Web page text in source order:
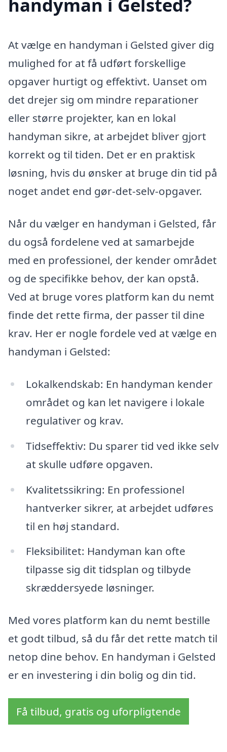
handyman i Gelsted?
At vælge en handyman i Gelsted giver dig
mulighed for at få udført forskellige
opgaver hurtigt og effektivt. Uanset om
det drejer sig om mindre reparationer
eller større projekter, kan en lokal
handyman sikre, at arbejdet bliver gjort
korrekt og til tiden. Det er en praktisk
løsning, hvis du ønsker at bruge din tid på
noget andet end gør-det-selv-opgaver.
Når du vælger en handyman i Gelsted, får
du også fordelene ved at samarbejde
med en professionel, der kender området
og de specifikke behov, der kan opstå.
Ved at bruge vores platform kan du nemt
finde det rette firma, der passer til dine
krav. Her er nogle fordele ved at vælge en
handyman i Gelsted:
Lokalkendskab: En handyman kender
området og kan let navigere i lokale
regulativer og krav.
Tidseffektiv: Du sparer tid ved ikke selv
at skulle udføre opgaven.
Kvalitetssikring: En professionel
hantverker sikrer, at arbejdet udføres
til en høj standard.
Fleksibilitet: Handyman kan ofte
tilpasse sig dit tidsplan og tilbyde
skræddersyede løsninger.
Med vores platform kan du nemt bestille
et godt tilbud, så du får det rette match til
netop dine behov. En handyman i Gelsted
er en investering i din bolig og din tid.
Få tilbud, gratis og uforpligtende